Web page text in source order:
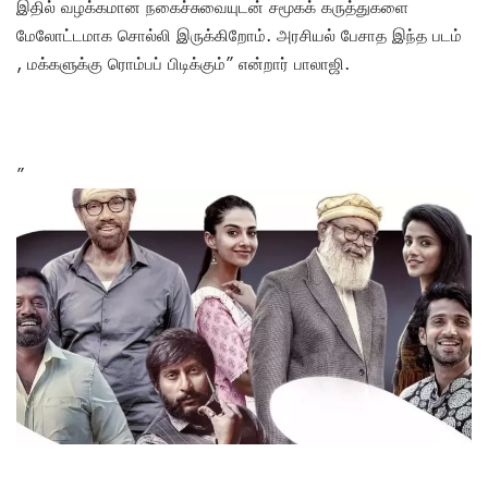
இதில் வழக்கமான நகைச்சுவையுடன் சமூகக் கருத்துகளை
மேலோட்டமாக சொல்லி இருக்கிறோம். அரசியல் பேசாத இந்த படம்
, மக்களுக்கு ரொம்பப் பிடிக்கும்” என்றார் பாலாஜி.
”